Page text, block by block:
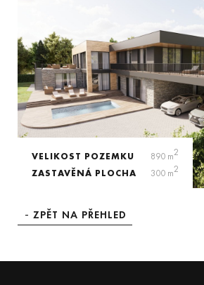
VELIKOST POZEMKU 890 m2
ZASTAVĚNÁ PLOCHA
300 m2
ZPĚT NA PŘEHLED